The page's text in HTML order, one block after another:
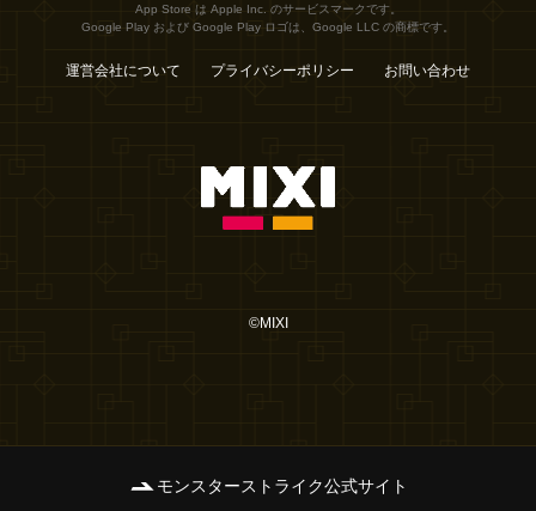
App Store は Apple Inc. のサービスマークです。
Google Play および Google Play ロゴは、Google LLC の商標です。
運営会社について プライバシーポリシー お問い合わせ
©MIXI
モンスターストライク公式サイト